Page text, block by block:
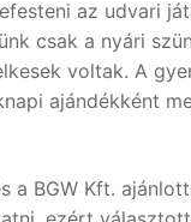
az udvari
csak a nyári
voltak. A
ajándékként
a BGW Kft.